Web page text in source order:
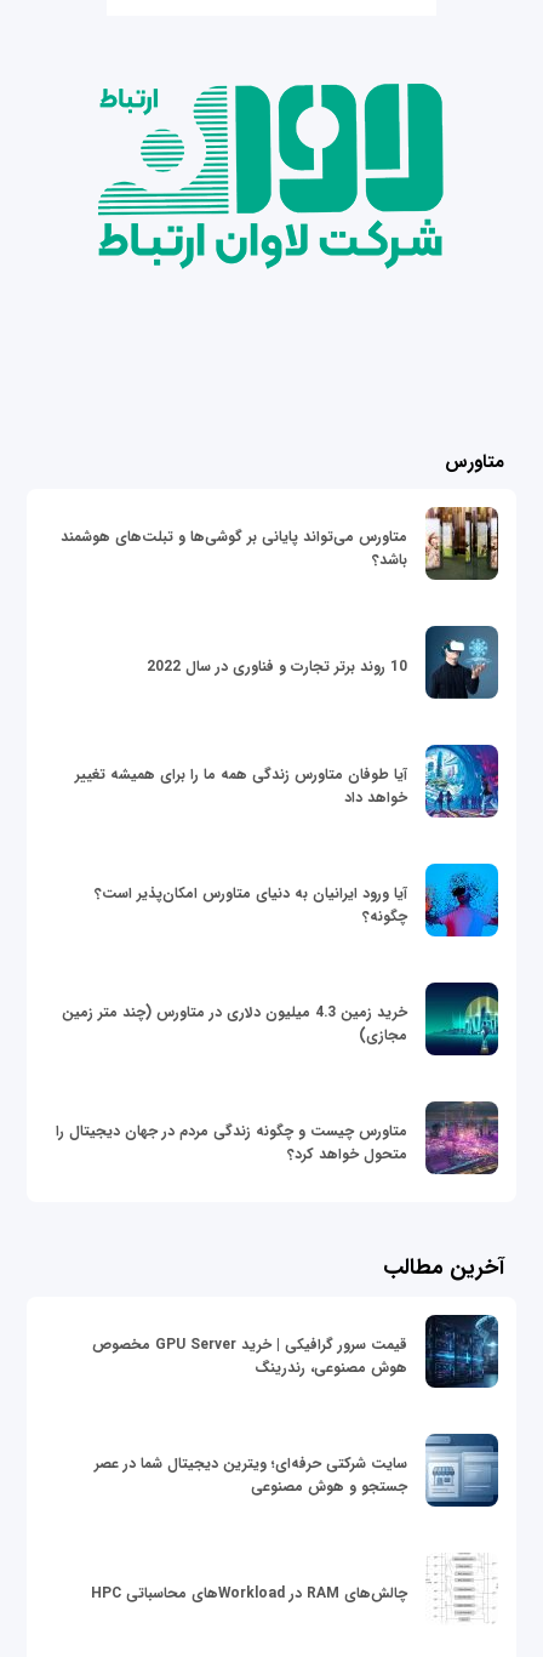
متاورس
متاورس می‌تواند پایانی بر گوشی‌ها و تبلت‌های هوشمند
باشد؟
10 روند برتر تجارت و فناوری در سال 2022
آیا طوفان متاورس زندگی همه ما را برای همیشه تغییر
خواهد داد
آیا ورود ایرانیان به دنیای متاورس امکان‌پذیر است؟
چگونه؟
خرید زمین 4.3 میلیون دلاری در متاورس (چند متر زمین
مجازی)
متاورس چیست و چگونه زندگی مردم در جهان دیجیتال را
متحول خواهد کرد؟
آخرین مطالب
قیمت سرور گرافیکی | خرید GPU Server مخصوص
هوش مصنوعی، رندرینگ
سایت شرکتی حرفه‌ای؛ ویترین دیجیتال شما در عصر
جستجو و هوش مصنوعی
چالش‌های RAM در Workloadهای محاسباتی HPC